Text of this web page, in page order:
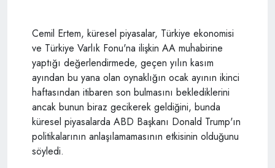
Cemil Ertem, küresel piyasalar, Türkiye ekonomisi
ve Türkiye Varlık Fonu'na ilişkin AA muhabirine
yaptığı değerlendirmede, geçen yılın kasım
ayından bu yana olan oynaklığın ocak ayının ikinci
haftasından itibaren son bulmasını beklediklerini
ancak bunun biraz gecikerek geldiğini, bunda
küresel piyasalarda ABD Başkanı Donald Trump'ın
politikalarının anlaşılamamasının etkisinin olduğunu
söyledi.